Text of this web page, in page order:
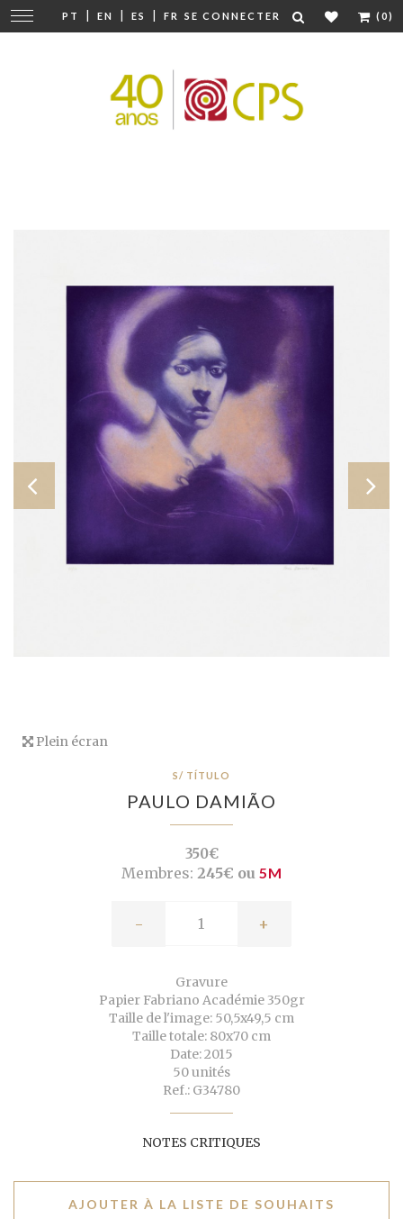
PT | EN | ES | FR SE CONNECTER (0)
Modifier
la
Plein écran
S/ TÍTULO
PAULO DAMIÃO
350€
Membres: 245€ ou 5M
- +
Gravure
Papier Fabriano Académie 350gr
Taille de l'image: 50,5x49,5 cm
Taille totale: 80x70 cm
Date: 2015
50 unités
Ref.: G34780
NOTES CRITIQUES
AJOUTER À LA LISTE DE SOUHAITS